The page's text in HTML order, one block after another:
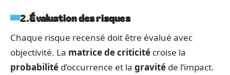
2.Évaluation des risques
Chaque risque recensé doit être évalué avec
objectivité. La matrice de criticité croise la
probabilité d’occurrence et la gravité de l’impact.